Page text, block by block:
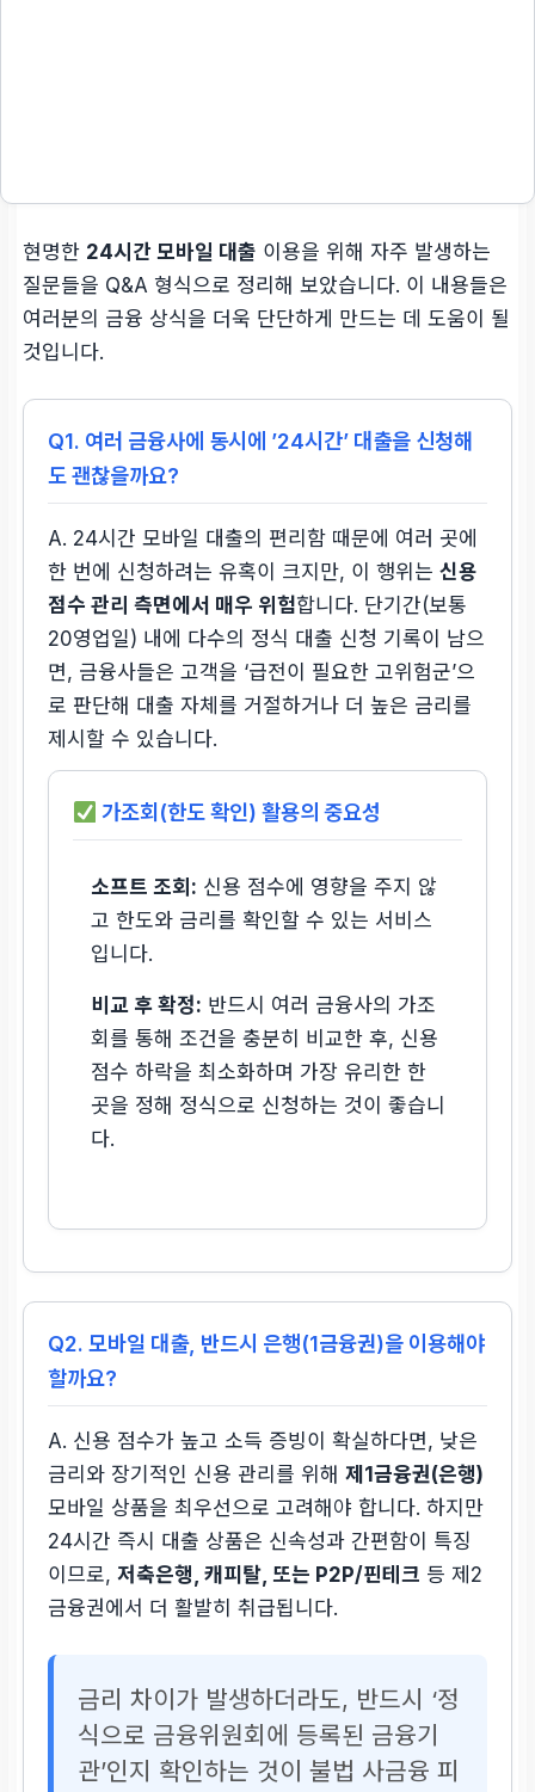
현명한 24시간 모바일 대출 이용을 위해 자주 발생하는
질문들을 Q&A 형식으로 정리해 보았습니다. 이 내용들은
여러분의 금융 상식을 더욱 단단하게 만드는 데 도움이 될
것입니다.
Q1. 여러 금융사에 동시에 ’24시간’ 대출을 신청해
도 괜찮을까요?
A. 24시간 모바일 대출의 편리함 때문에 여러 곳에
한 번에 신청하려는 유혹이 크지만, 이 행위는 신용
점수 관리 측면에서 매우 위험합니다. 단기간(보통
20영업일) 내에 다수의 정식 대출 신청 기록이 남으
면, 금융사들은 고객을 ‘급전이 필요한 고위험군’으
로 판단해 대출 자체를 거절하거나 더 높은 금리를
제시할 수 있습니다.
가조회(한도 확인) 활용의 중요성
소프트 조회: 신용 점수에 영향을 주지 않
고 한도와 금리를 확인할 수 있는 서비스
입니다.
비교 후 확정: 반드시 여러 금융사의 가조
회를 통해 조건을 충분히 비교한 후, 신용
점수 하락을 최소화하며 가장 유리한 한
곳을 정해 정식으로 신청하는 것이 좋습니
다.
Q2. 모바일 대출, 반드시 은행(1금융권)을 이용해야
할까요?
A. 신용 점수가 높고 소득 증빙이 확실하다면, 낮은
금리와 장기적인 신용 관리를 위해 제1금융권(은행)
모바일 상품을 최우선으로 고려해야 합니다. 하지만
24시간 즉시 대출 상품은 신속성과 간편함이 특징
이므로, 저축은행, 캐피탈, 또는 P2P/핀테크 등 제2
금융권에서 더 활발히 취급됩니다.
금리 차이가 발생하더라도, 반드시 ‘정
식으로 금융위원회에 등록된 금융기
관’인지 확인하는 것이 불법 사금융 피